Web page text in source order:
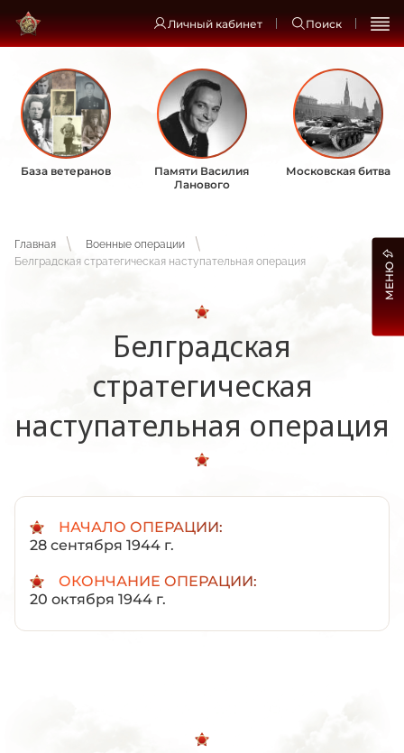
Личный кабинет Поиск
База ветеранов
Памяти Василия
Ланового
Московская битва
Главная
Военные операции
Белградская стратегическая наступательная операция
Белградская
стратегическая
наступательная операция
НАЧАЛО ОПЕРАЦИИ:
28 сентября 1944 г.
ОКОНЧАНИЕ ОПЕРАЦИИ:
20 октября 1944 г.
МЕНЮ